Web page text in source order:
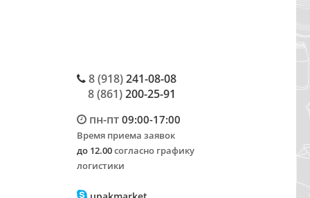
8 (918)241-08-08
8 (861)200-25-91
пн-пт09:00-17:00
Время приема заявок
до 12.00согласно графику
логистики